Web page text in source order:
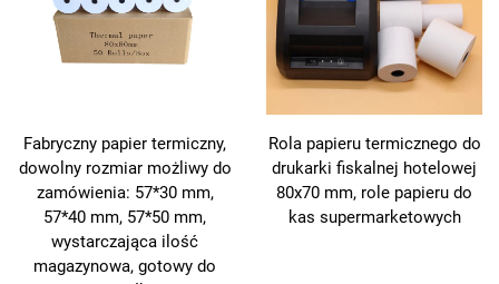
Fabryczny papier termiczny,
dowolny rozmiar możliwy do
zamówienia: 57*30 mm,
57*40 mm, 57*50 mm,
wystarczająca ilość
magazynowa, gotowy do
Rola papieru termicznego do
drukarki fiskalnej hotelowej
80x70 mm, role papieru do
kas supermarketowych